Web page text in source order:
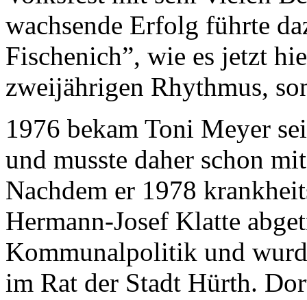
wachsende Erfolg führte
Fischenich”, wie es jetzt
zweijährigen Rhythmus,
1976 bekam Toni Meyer
und musste daher schon
Nachdem er 1978
Hermann-Josef Klatte
Kommunalpolitik und
im Rat der Stadt Hürth.